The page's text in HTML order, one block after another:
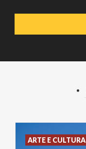
ARTE E CULTURA